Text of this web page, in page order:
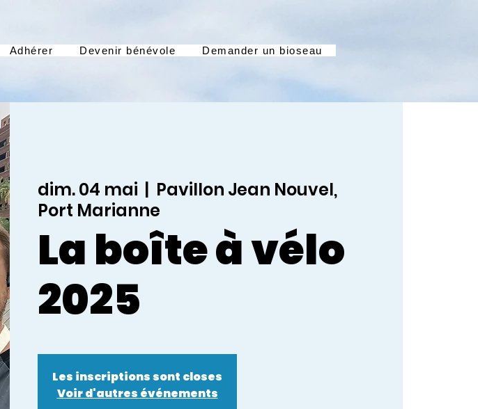
Adhérer Devenir bénévole Demander un bioseau
dim. 04 mai
Pavillon Jean Nouvel,
Port Marianne
La boîte à vélo
2025
Les inscriptions sont closes
Voir d'autres événements